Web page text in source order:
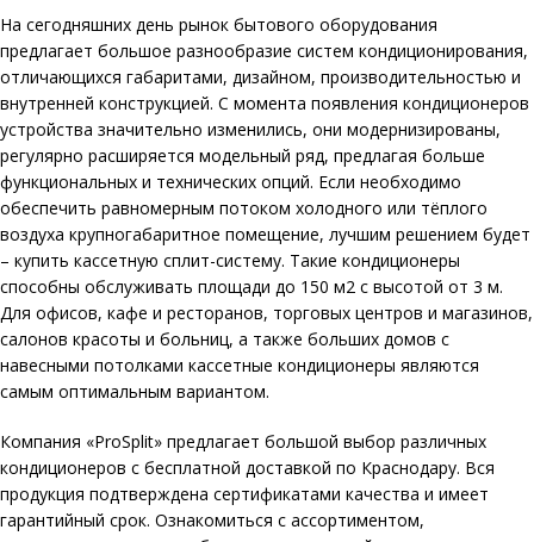
На сегодняшних день рынок бытового оборудования
предлагает большое разнообразие систем кондиционирования,
отличающихся габаритами, дизайном, производительностью и
внутренней конструкцией. С момента появления кондиционеров
устройства значительно изменились, они модернизированы,
регулярно расширяется модельный ряд, предлагая больше
функциональных и технических опций. Если необходимо
обеспечить равномерным потоком холодного или тёплого
воздуха крупногабаритное помещение, лучшим решением будет
– купить кассетную сплит-систему. Такие кондиционеры
способны обслуживать площади до 150 м2 с высотой от 3 м.
Для офисов, кафе и ресторанов, торговых центров и магазинов,
салонов красоты и больниц, а также больших домов с
навесными потолками кассетные кондиционеры являются
самым оптимальным вариантом.
Компания «ProSplit» предлагает большой выбор различных
кондиционеров с бесплатной доставкой по Краснодару. Вся
продукция подтверждена сертификатами качества и имеет
гарантийный срок. Ознакомиться с ассортиментом,